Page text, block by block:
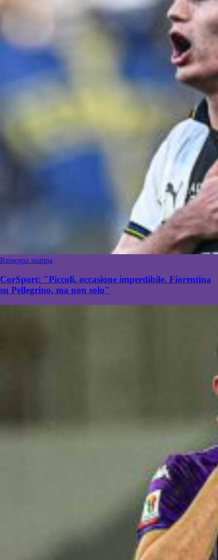
Rassegna stampa
CorSport: "Piccoli, occasione imperdibile. Fiorentina
su Pellegrino, ma non solo"